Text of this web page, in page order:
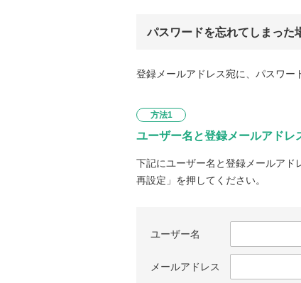
パスワードを忘れてしまった
登録メールアドレス宛に、パスワー
方法1
ユーザー名と登録メールアドレ
下記にユーザー名と登録メールアド
再設定」を押してください。
ユーザー名
メールアドレス